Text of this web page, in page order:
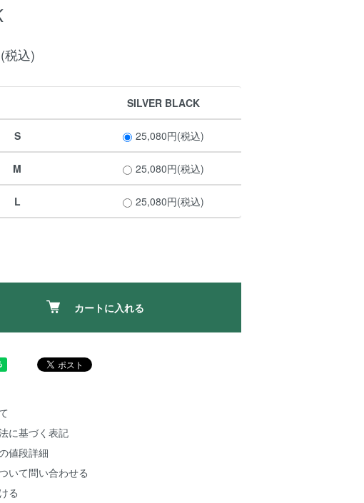
税込)
SILVER BLACK
S 25,080円(税込)
M 25,080円(税込)
L 25,080円(税込)
カートに入れる
に基づく表記
値段詳細
いて問い合わせる
る